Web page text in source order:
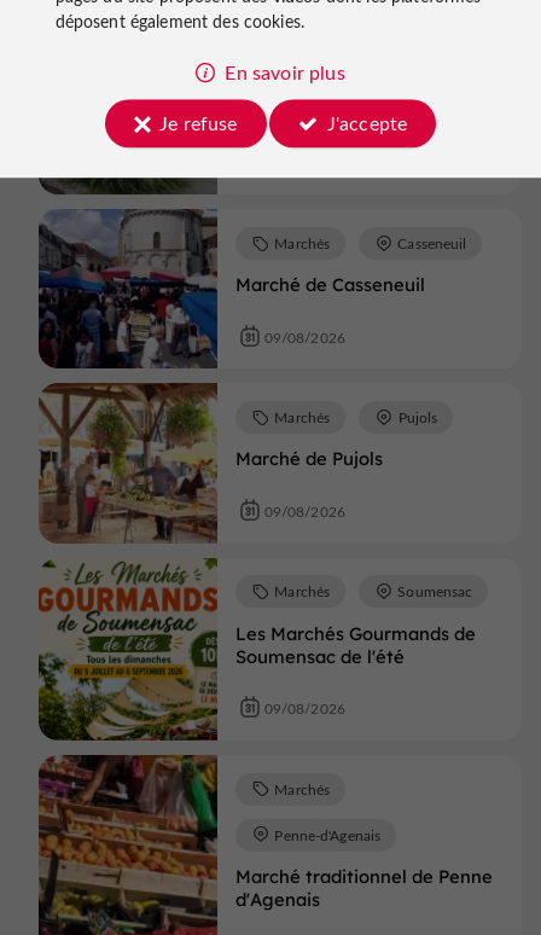
Soirées gourmandes de
Castillonnès
Marché de Casseneuil
Marchés Casseneuil
09/08/2026
Marché de Pujols
Marchés Pujols
09/08/2026
Les Marchés Gourmands de
Soumensac de l'été
Marchés Soumensac
09/08/2026
Marché traditionnel de Penne
d'Agenais
Marchés
Penne-d'Agenais
déposent également des cookies.
En savoir plus
Je refuse
J'accepte